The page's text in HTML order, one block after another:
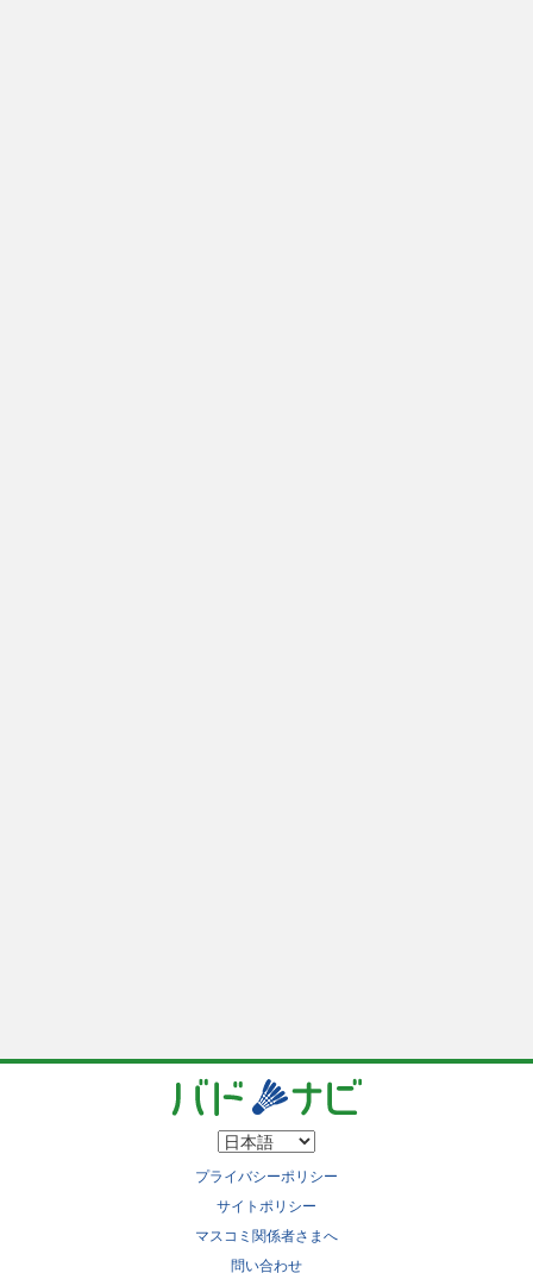
プライバシーポリシー
サイトポリシー
マスコミ関係者さまへ
問い合わせ